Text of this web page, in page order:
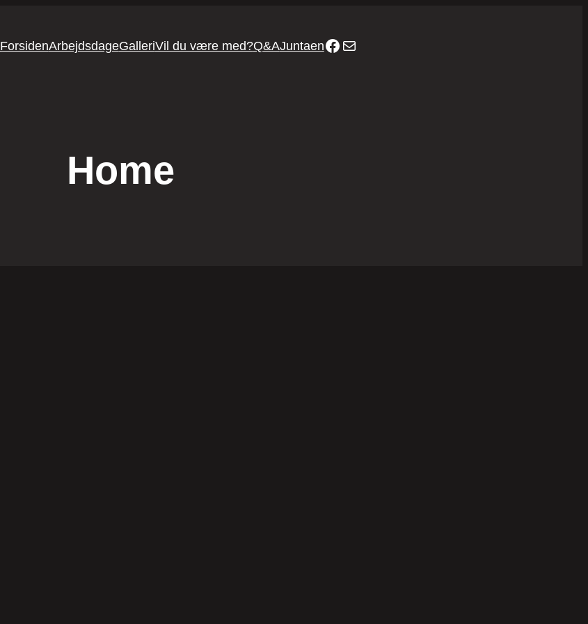
ForsidenArbejdsdageGalleriVil du være med?Q&AJuntaenFacebook
Mail
Home